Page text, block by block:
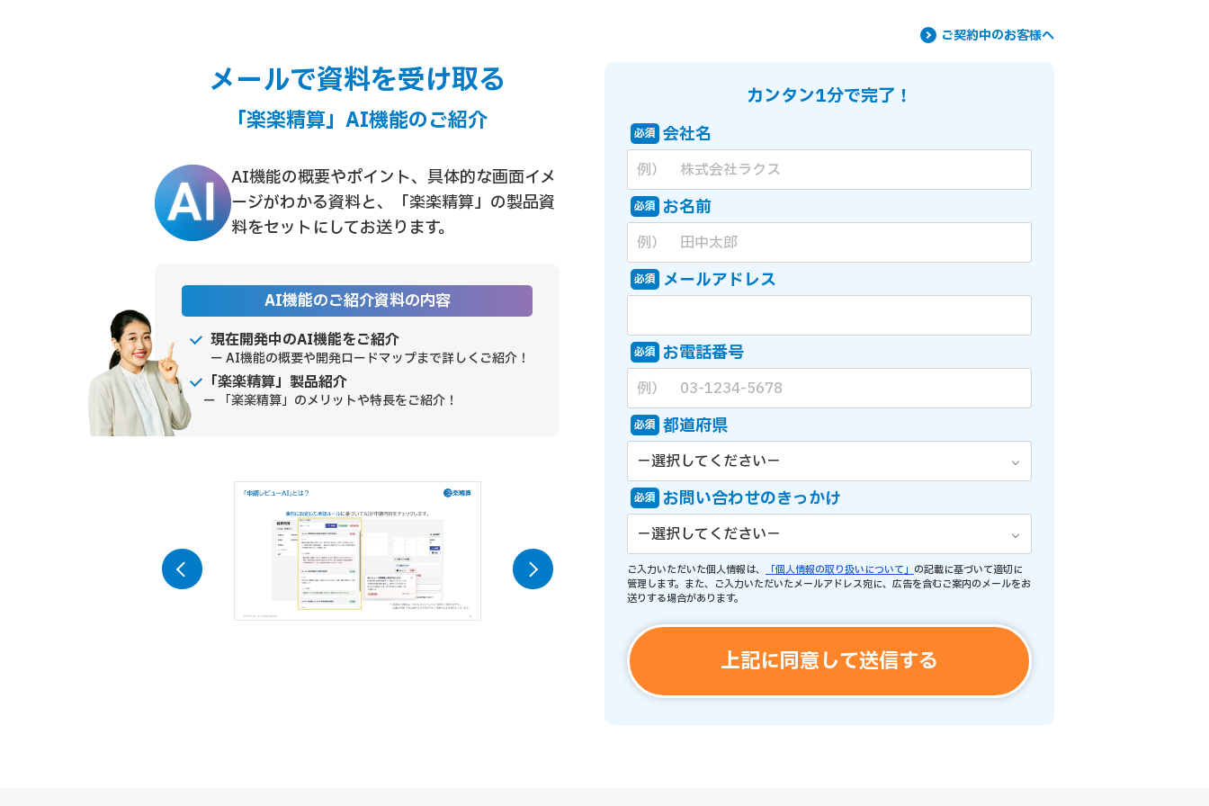
ご契約中のお客様へ
メールで資料を受け取る
「楽楽精算」AI機能のご紹介
AI機能の概要やポイント、具体的な画面イメ
ージがわかる資料と、「楽楽精算」の製品資
料をセットにしてお送ります。
AI機能のご紹介資料の内容
現在開発中のAI機能をご紹介
ー AI機能の概要や開発ロードマップまで詳しくご紹介！
「楽楽精算」製品紹介
ー 「楽楽精算」のメリットや特長をご紹介！
カンタン1分で完了！
会社名
必須
お名前
必須
メールアドレス
必須
お電話番号
必須
都道府県
必須
お問い合わせのきっかけ
必須
ご入力いただいた個人情報は、 「個人情報の取り扱いについて」 の記載に基づいて適切に
管理します。また、ご入力いただいたメールアドレス宛に、広告を含むご案内のメールをお
送りする場合があります。